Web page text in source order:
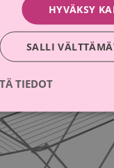
päättynyt
HYVÄKSY
SALLI
TIEDOT